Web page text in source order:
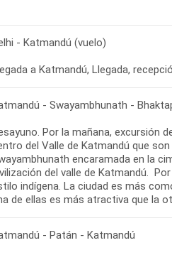
- Katmandú (vuelo)
a Katmandú, Llegada,
- Swayambhunath -
Por la mañana, excursión
del Valle de Katmandú que
encaramada en la
del valle de Katmandú.
indígena. La ciudad es más
de ellas es más atractiva que la
- Patán - Katmandú